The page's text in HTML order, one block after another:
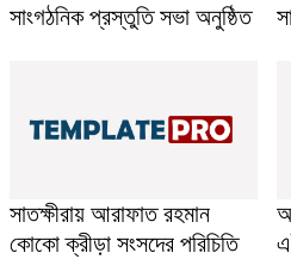
সাংগঠনিক প্রস্তুতি সভা অনুষ্ঠিত
সাতক্ষীরায় আরাফাত রহমান
কোকো ক্রীড়া সংসদের পরিচিতি